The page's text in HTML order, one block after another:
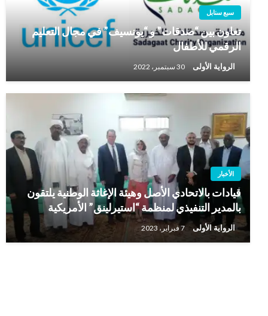
سبع سنابل
تعاون بين “صدقات” و “يونسيف” في مجال التعليم
الرقمي للأطفال
الرواية الأولى 30 سبتمبر، 2022
الأخبار
قيادات بالاتحادي الأصل وهيئة الإغاثة الوطنية يلتقون
بالمدير التنفيذي لمنظمة “استيرلينق” الأمريكية
الرواية الأولى 7 فبراير، 2023